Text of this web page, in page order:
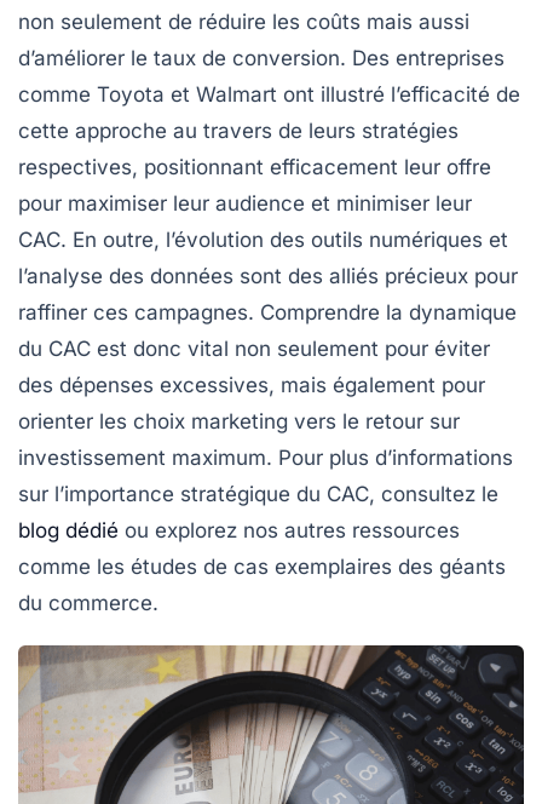
non seulement de réduire les coûts mais aussi
d’améliorer le taux de conversion. Des entreprises
comme Toyota et Walmart ont illustré l’efficacité de
cette approche au travers de leurs stratégies
respectives, positionnant efficacement leur offre
pour maximiser leur audience et minimiser leur
CAC. En outre, l’évolution des outils numériques et
l’analyse des données sont des alliés précieux pour
raffiner ces campagnes. Comprendre la dynamique
du CAC est donc vital non seulement pour éviter
des dépenses excessives, mais également pour
orienter les choix marketing vers le retour sur
investissement maximum. Pour plus d’informations
sur l’importance stratégique du CAC, consultez le
blog dédié ou explorez nos autres ressources
comme les études de cas exemplaires des géants
du commerce.